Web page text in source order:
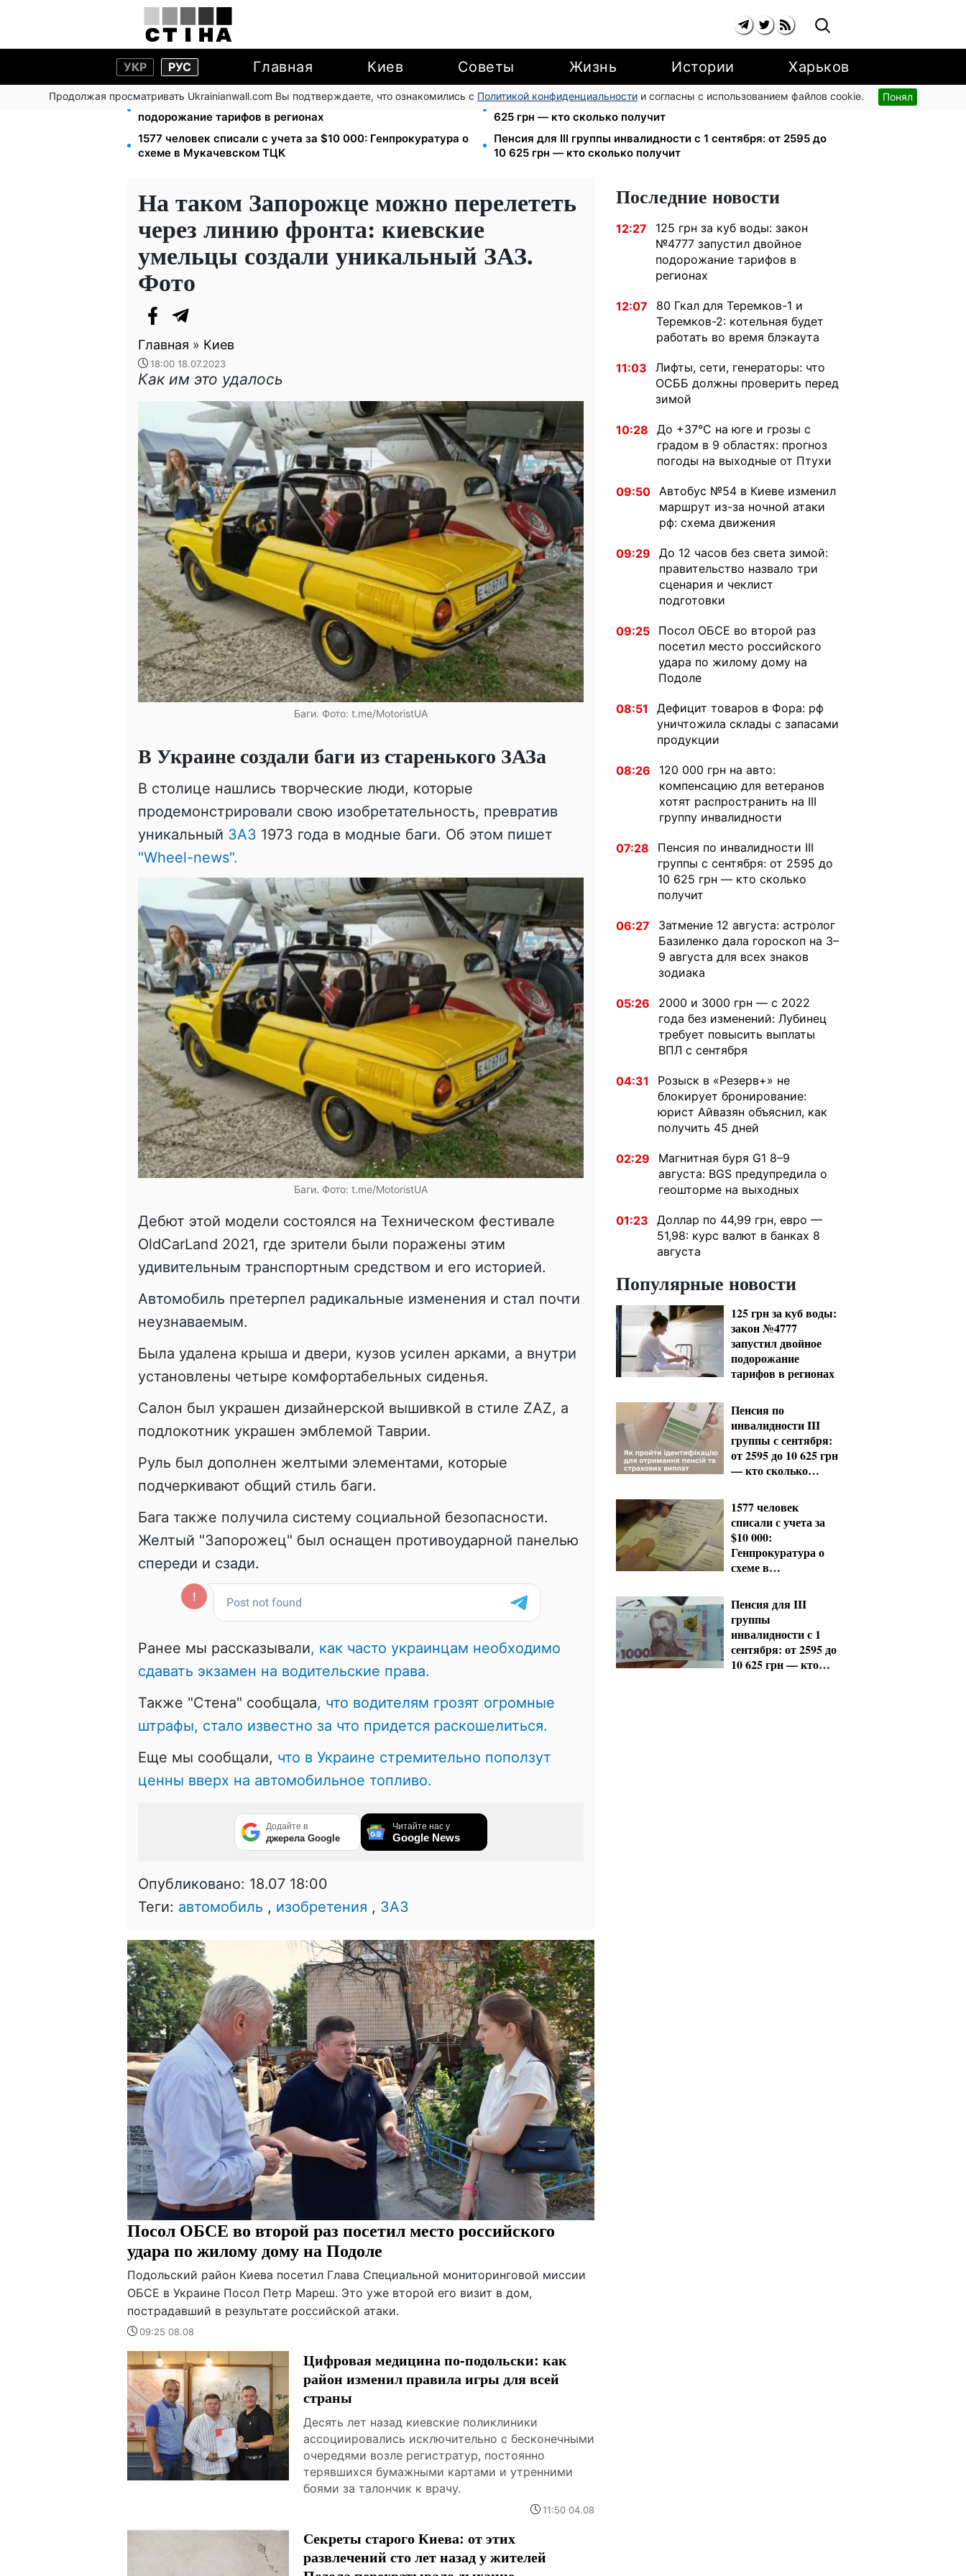
УКР РУС Главная Киев Советы Жизнь Истории Харьков
Продолжая просматривать Ukrainianwall.com Вы подтверждаете, что ознакомились с Политикой конфиденциальности и согласны с использованием файлов cookie. Понял
125 грн за куб воды: закон №4777 запустил двойное
подорожание тарифов в регионах
Пенсия по инвалидности III группы с сентября: от 2595 до 10
625 грн — кто сколько получит
1577 человек списали с учета за $10 000: Генпрокуратура о
схеме в Мукачевском ТЦК
Пенсия для III группы инвалидности с 1 сентября: от 2595 до
10 625 грн — кто сколько получит
На таком Запорожце можно перелететь
через линию фронта: киевские
умельцы создали уникальный ЗАЗ.
Фото
Главная » Киев
18:00 18.07.2023
Как им это удалось
Баги. Фото: t.me/MotoristUA
В Украине создали баги из старенького ЗАЗа
В столице нашлись творческие люди, которые
продемонстрировали свою изобретательность, превратив
уникальный ЗАЗ 1973 года в модные баги. Об этом пишет
"Wheel-news".
Баги. Фото: t.me/MotoristUA
Дебют этой модели состоялся на Техническом фестивале
OldCarLand 2021, где зрители были поражены этим
удивительным транспортным средством и его историей.
Автомобиль претерпел радикальные изменения и стал почти
неузнаваемым.
Была удалена крыша и двери, кузов усилен арками, а внутри
установлены четыре комфортабельных сиденья.
Салон был украшен дизайнерской вышивкой в стиле ZAZ, а
подлокотник украшен эмблемой Таврии.
Руль был дополнен желтыми элементами, которые
подчеркивают общий стиль баги.
Бага также получила систему социальной безопасности.
Желтый "Запорожец" был оснащен противоударной панелью
спереди и сзади.
Ранее мы рассказывали, как часто украинцам необходимо
сдавать экзамен на водительские права.
Также "Стена" сообщала, что водителям грозят огромные
штрафы, стало известно за что придется раскошелиться.
Еще мы сообщали, что в Украине стремительно поползут
ценны вверх на автомобильное топливо.
Додайте в
джерела Google
Читайте нас у
Google News
Опубликовано: 18.07 18:00
Теги: автомобиль , изобретения , ЗАЗ
Посол ОБСЕ во второй раз посетил место российского
удара по жилому дому на Подоле
Подольский район Киева посетил Глава Специальной мониторинговой миссии
ОБСЕ в Украине Посол Петр Мареш. Это уже второй его визит в дом,
пострадавший в результате российской атаки.
09:25 08.08
Цифровая медицина по-подольски: как
район изменил правила игры для всей
страны
Десять лет назад киевские поликлиники
ассоциировались исключительно с бесконечными
очередями возле регистратур, постоянно
терявшихся бумажными картами и утренними
боями за талончик к врачу.
11:50 04.08
Секреты старого Киева: от этих
развлечений сто лет назад у жителей
Последние новости
12:27
125 грн за куб воды: закон
№4777 запустил двойное
подорожание тарифов в
регионах
12:07
80 Гкал для Теремков-1 и
Теремков-2: котельная будет
работать во время блэкаута
11:03
Лифты, сети, генераторы: что
ОСББ должны проверить перед
зимой
10:28
До +37°C на юге и грозы с
градом в 9 областях: прогноз
погоды на выходные от Птухи
09:50 Автобус №54 в Киеве изменил
маршрут из-за ночной атаки
рф: схема движения
09:29
До 12 часов без света зимой:
правительство назвало три
сценария и чеклист
подготовки
09:25
Посол ОБСЕ во второй раз
посетил место российского
удара по жилому дому на
Подоле
08:51
Дефицит товаров в Фора: рф
уничтожила склады с запасами
продукции
08:26
120 000 грн на авто:
компенсацию для ветеранов
хотят распространить на III
группу инвалидности
07:28
Пенсия по инвалидности III
группы с сентября: от 2595 до
10 625 грн — кто сколько
получит
06:27
Затмение 12 августа: астролог
Базиленко дала гороскоп на 3–
9 августа для всех знаков
зодиака
05:26
2000 и 3000 грн — с 2022
года без изменений: Лубинец
требует повысить выплаты
ВПЛ с сентября
04:31
Розыск в «Резерв+» не
блокирует бронирование:
юрист Айвазян объяснил, как
получить 45 дней
02:29
Магнитная буря G1 8–9
августа: BGS предупредила о
геошторме на выходных
01:23
Доллар по 44,99 грн, евро —
51,98: курс валют в банках 8
августа
Популярные новости
125 грн за куб воды:
закон №4777
запустил двойное
подорожание
тарифов в регионах
Пенсия по
инвалидности III
группы с сентября:
от 2595 до 10 625 грн
— кто сколько
1577 человек
списали с учета за
$10 000:
Генпрокуратура о
схеме в
Пенсия для III
группы
инвалидности с 1
сентября: от 2595 до
10 625 грн — кто